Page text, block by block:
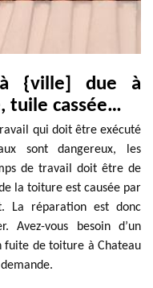
{ville] due à
tuile cassée…
qui doit être exécuté
sont dangereux, les
de travail doit être de
la toiture est causée par
La réparation est donc
Avez-vous besoin d’un
fuite de toiture à Chateau